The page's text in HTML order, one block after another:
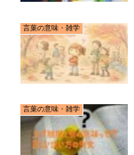
言葉の意味・雑学
言葉の意味・雑学